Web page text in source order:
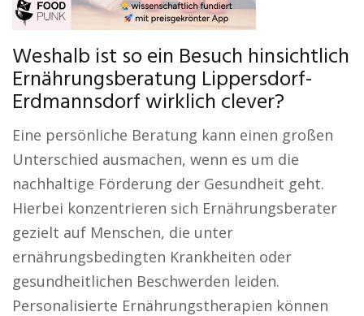
Weshalb ist so ein Besuch hinsichtlich
Ernährungsberatung Lippersdorf-
Erdmannsdorf wirklich clever?
Eine persönliche Beratung kann einen großen
Unterschied ausmachen, wenn es um die
nachhaltige Förderung der Gesundheit geht.
Hierbei konzentrieren sich Ernährungsberater
gezielt auf Menschen, die unter
ernährungsbedingten Krankheiten oder
gesundheitlichen Beschwerden leiden.
Personalisierte Ernährungstherapien können